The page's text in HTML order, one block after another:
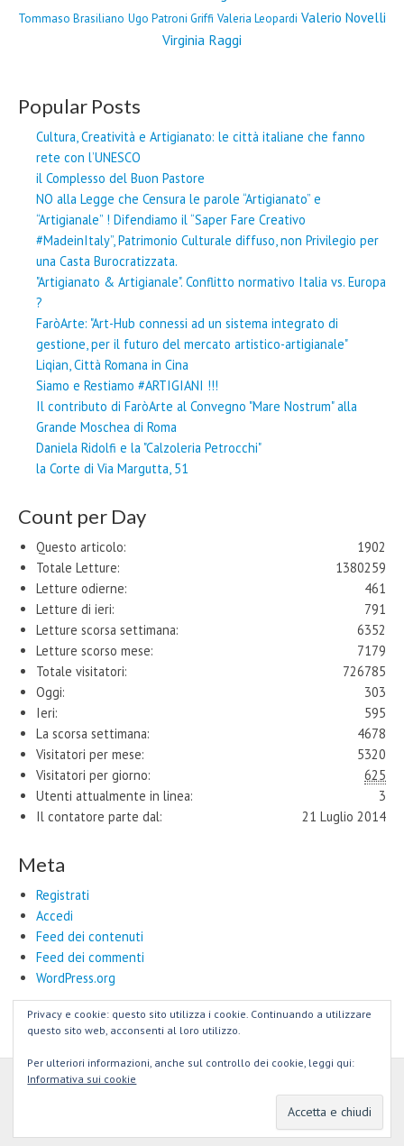
Tommaso Brasiliano Ugo Patroni Griffi Valeria Leopardi Valerio Novelli
Virginia Raggi
Popular Posts
Cultura, Creatività e Artigianato: le città italiane che fanno
rete con l’UNESCO
il Complesso del Buon Pastore
NO alla Legge che Censura le parole “Artigianato” e
“Artigianale” ! Difendiamo il “Saper Fare Creativo
#MadeinItaly”, Patrimonio Culturale diffuso, non Privilegio per
una Casta Burocratizzata.
"Artigianato & Artigianale". Conflitto normativo Italia vs. Europa
?
FaròArte: "Art-Hub connessi ad un sistema integrato di
gestione, per il futuro del mercato artistico-artigianale"
Liqian, Città Romana in Cina
Siamo e Restiamo #ARTIGIANI !!!
Il contributo di FaròArte al Convegno "Mare Nostrum" alla
Grande Moschea di Roma
Daniela Ridolfi e la "Calzoleria Petrocchi"
la Corte di Via Margutta, 51
Count per Day
1902
Questo articolo:
1380259
Totale Letture:
461
Letture odierne:
791
Letture di ieri:
6352
Letture scorsa settimana:
7179
Letture scorso mese:
726785
Totale visitatori:
303
Oggi:
595
Ieri:
4678
La scorsa settimana:
5320
Visitatori per mese:
625
Visitatori per giorno:
3
Utenti attualmente in linea:
21 Luglio 2014
Il contatore parte dal:
Meta
Registrati
Accedi
Feed dei contenuti
Feed dei commenti
WordPress.org
Copyright © 2026Maestri Artigiani e Nuovi Talenti per il #MadeinRome
Privacy e cookie: questo sito utilizza i cookie. Continuando a utilizzare
questo sito web, acconsenti al loro utilizzo.
Per ulteriori informazioni, anche sul controllo dei cookie, leggi qui:
Informativa sui cookie